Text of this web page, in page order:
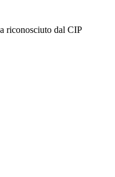
riconosciuto dal CIP